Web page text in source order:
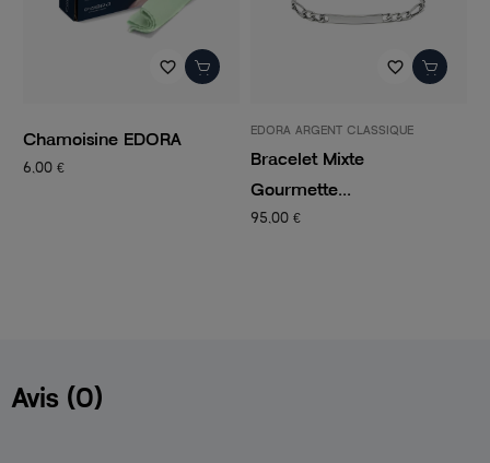
favorite_border
Chamoisine EDORA
6,00 €
favorite_border
EDORA ARGENT CLASSIQUE
Bracelet Mixte
Gourmette...
95,00 €
Avis (0)